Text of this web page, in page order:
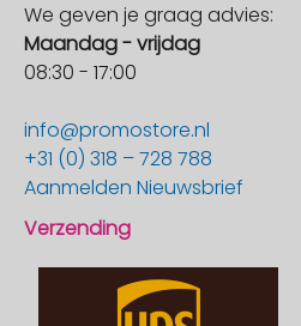
We geven je graag advies:
Maandag - vrijdag
08:30 - 17:00
info@promostore.nl
+31 (0) 318 – 728 788
Aanmelden Nieuwsbrief
Verzending